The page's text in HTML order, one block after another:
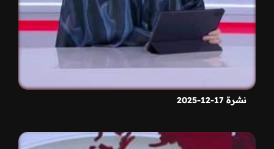
نشرة 17-12-2025